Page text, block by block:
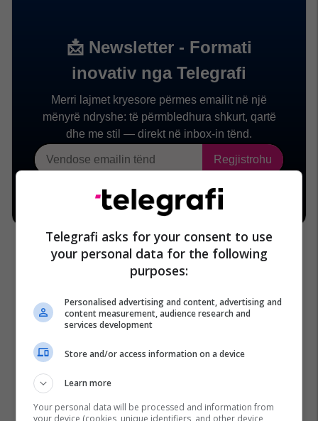
Telegrafi asks for your consent to use
your personal data for the following
purposes:
Personalised advertising and content, advertising and
content measurement, audience research and
services development
Store and/or access information on a device
Learn more
Your personal data will be processed and information from
your device (cookies, unique identifiers, and other device